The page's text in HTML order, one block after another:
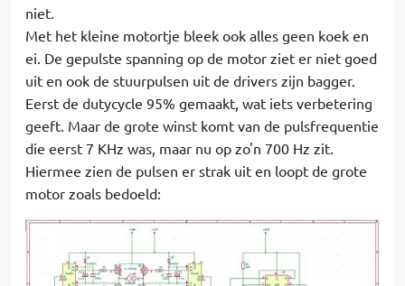
niet.
Met het kleine motortje bleek ook alles geen koek en
ei. De gepulste spanning op de motor ziet er niet goed
uit en ook de stuurpulsen uit de drivers zijn bagger.
Eerst de dutycycle 95% gemaakt, wat iets verbetering
geeft. Maar de grote winst komt van de pulsfrequentie
die eerst 7 KHz was, maar nu op zo'n 700 Hz zit.
Hiermee zien de pulsen er strak uit en loopt de grote
motor zoals bedoeld: